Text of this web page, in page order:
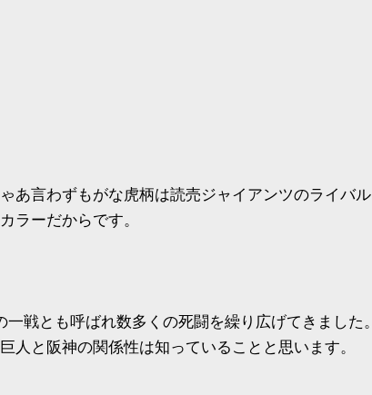
あ言わずもがな虎柄は読売ジャイアンツのライバル
ラーだからです。
戦とも呼ばれ数多くの死闘を繰り広げてきました。
人と阪神の関係性は知っていることと思います。